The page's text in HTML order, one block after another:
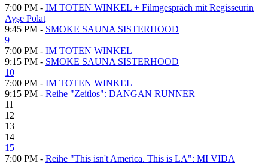
7:00 PM - IM TOTEN WINKEL + Filmgespräch mit Regisseurin
Ayşe Polat
9:45 PM - SMOKE SAUNA SISTERHOOD
9
7:00 PM - IM TOTEN WINKEL
9:15 PM - SMOKE SAUNA SISTERHOOD
10
7:00 PM - IM TOTEN WINKEL
9:15 PM - Reihe "Zeitlos": DANGAN RUNNER
11
12
13
14
15
7:00 PM - Reihe "This isn't America. This is LA": MI VIDA